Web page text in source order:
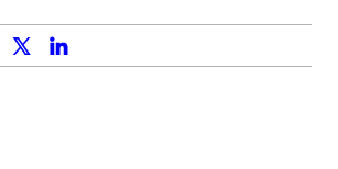
x.com linkedin